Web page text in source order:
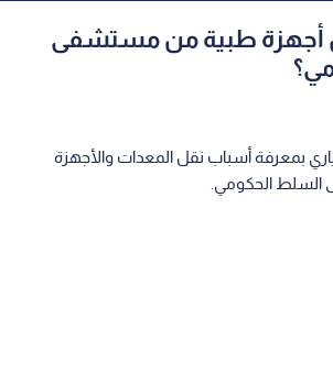
أجهزة طبية من مستشفى
بمعرفة أسباب نقل المعدات والأجهزة
الحكومي.